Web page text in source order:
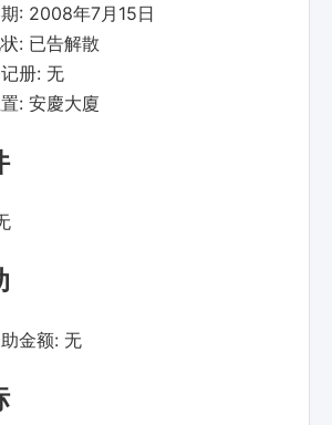
: 2008年7月15日
: 已告解散
册: 无
: 安慶大廈
金额: 无